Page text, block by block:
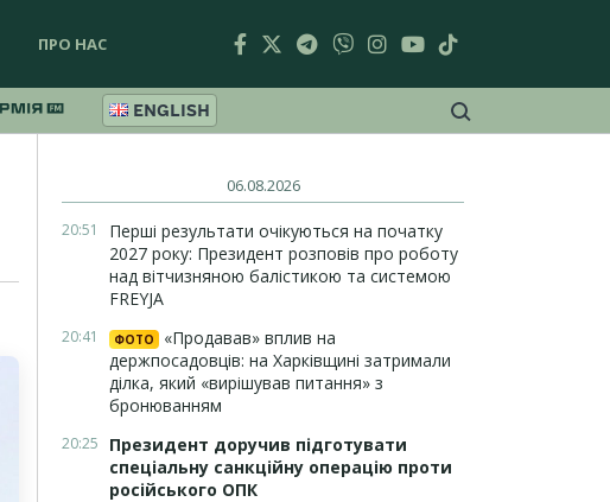
ПРО НАС
ENGLISH
06.08.2026
20:51
Перші результати очікуються на початку
2027 року: Президент розповів про роботу
над вітчизняною балістикою та системою
FREYJA
20:41 ФОТО
«Продавав» вплив на
держпосадовців: на Харківщині затримали
ділка, який «вирішував питання» з
бронюванням
20:25
Президент доручив підготувати
спеціальну санкційну операцію проти
російського ОПК